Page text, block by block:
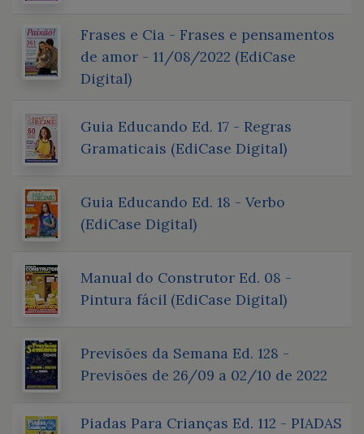
Frases e Cia - Frases e pensamentos
de amor - 11/08/2022 (EdiCase
Digital)
Guia Educando Ed. 17 - Regras
Gramaticais (EdiCase Digital)
Guia Educando Ed. 18 - Verbo
(EdiCase Digital)
Manual do Construtor Ed. 08 -
Pintura fácil (EdiCase Digital)
Previsões da Semana Ed. 128 -
Previsões de 26/09 a 02/10 de 2022
Piadas Para Crianças Ed. 112 - PIADAS